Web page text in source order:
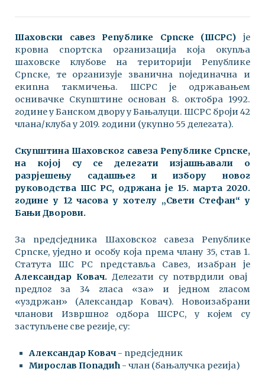
Шаховски савез Републике Српске (ШСРС) је
кровна спортска организација која окупља
шаховске клубове на територији Републике
Српске, те организује званична појединачна и
екипна такмичења. ШСРС је одржавањем
оснивачке Скупштине основан 8. октобра 1992.
године у Банском двору у Бањалуци. ШСРС броји 42
члана/клуба у 2019. години (укупно 55 делегата).
Скупштина Шаховског савеза Републике Српске,
на којој су се делегати изјашњавали о
разрјешењу садашњег и избору новог
руководства ШС РС, одржана је 15. марта 2020.
године у 12 часова у хотелу „Свети Стефан“ у
Бањи Дворови.
За предсједника Шаховског савеза Републике
Српске, уједно и особу која према члану 35, став 1.
Статута ШС РС представља Савез, изабран је
Александар Ковач. Делегати су потврдили овај
предлог за 34 гласа «за» и једном гласом
«уздржан» (Александар Ковач). Новоизабрани
чланови Извршног одбора ШСРС, у којем су
заступљене све регије, су:
Александар Ковач - предсједник
Мирослав Попадић- члан (бањалучка регија)